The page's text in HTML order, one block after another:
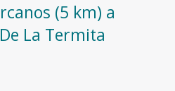
(5 km) a
La Termita